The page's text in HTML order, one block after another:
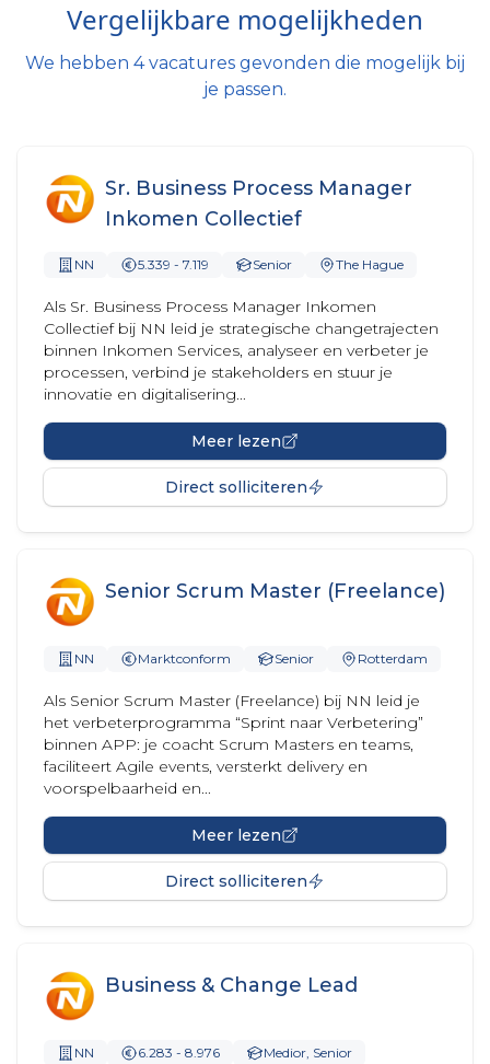
Vergelijkbare mogelijkheden
We hebben 4 vacatures gevonden die mogelijk bij
je passen.
Sr. Business Process Manager
Inkomen Collectief
NN 5.339 - 7.119 Senior The Hague
Als Sr. Business Process Manager Inkomen
Collectief bij NN leid je strategische changetrajecten
binnen Inkomen Services, analyseer en verbeter je
processen, verbind je stakeholders en stuur je
innovatie en digitalisering...
Meer lezen
Direct solliciteren
Senior Scrum Master (Freelance)
NN Marktconform Senior Rotterdam
Als Senior Scrum Master (Freelance) bij NN leid je
het verbeterprogramma “Sprint naar Verbetering”
binnen APP: je coacht Scrum Masters en teams,
faciliteert Agile events, versterkt delivery en
voorspelbaarheid en...
Meer lezen
Direct solliciteren
Business & Change Lead
NN 6.283 - 8.976
Medior, Senior